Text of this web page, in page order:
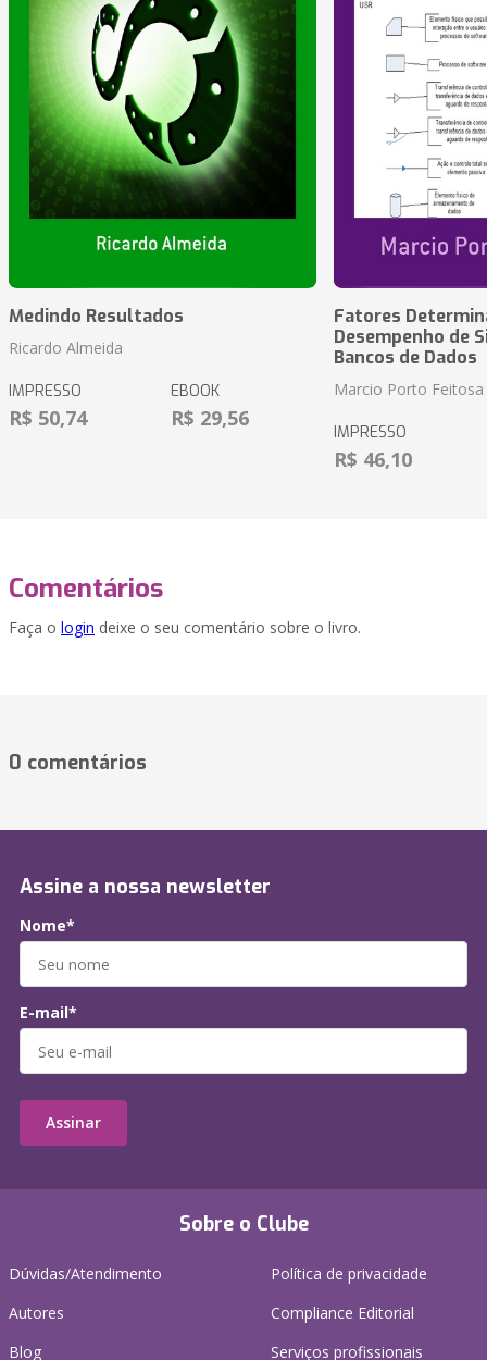
Medindo Resultados
Ricardo Almeida
IMPRESSO
R$ 50,74
EBOOK
R$ 29,56
Fatores
Desempenho de
Bancos de Dados
Marcio Porto Feitosa
IMPRESSO
R$ 46,10
Comentários
Faça o login deixe o seu comentário sobre o livro.
0 comentários
Sobre o Clube
Dúvidas/Atendimento
Autores
Blog
Política de privacidade
Compliance Editorial
Serviços profissionais
Assine a nossa newsletter
Nome*
E-mail*
Assinar